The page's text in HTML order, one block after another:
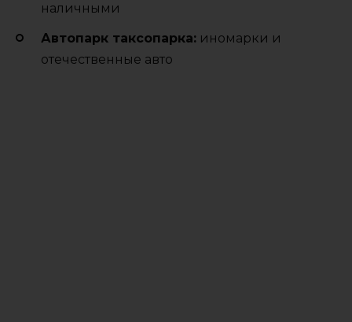
наличными
Автопарк таксопарка: иномарки и
отечественные авто